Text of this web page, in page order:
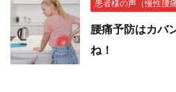
患者様の声（慢性腰痛
腰痛予防はカバ
ね！